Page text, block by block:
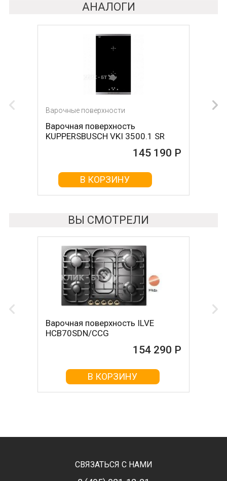
АНАЛОГИ
Варочные поверхности
Варочная поверхность
KUPPERSBUSCH VKI 3500.1 SR
145 190 Р
В КОРЗИНУ
Варочные поверхности
Варочная поверхность NEFF
T68FS6RX2
145 790 Р
В КОРЗИНУ
ВЫ СМОТРЕЛИ
Варочная поверхность ILVE
HCB70SDN/CCG
154 290 Р
В КОРЗИНУ
СВЯЗАТЬСЯ С НАМИ